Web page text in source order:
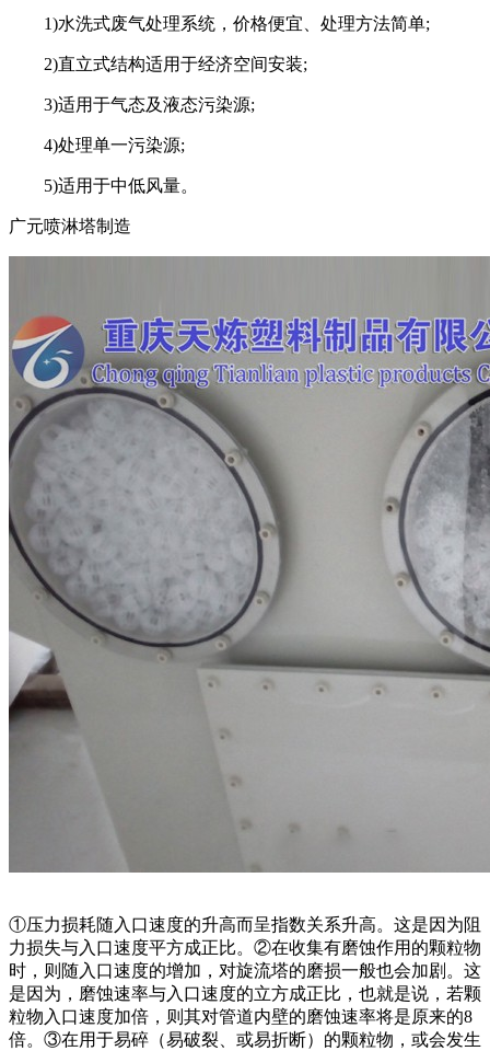
1)水洗式废气处理系统，价格便宜、处理方法简单;
2)直立式结构适用于经济空间安装;
3)适用于气态及液态污染源;
4)处理单一污染源;
5)适用于中低风量。
广元喷淋塔制造
①压力损耗随入口速度的升高而呈指数关系升高。这是因为阻
力损失与入口速度平方成正比。②在收集有磨蚀作用的颗粒物
时，则随入口速度的增加，对旋流塔的磨损一般也会加剧。这
是因为，磨蚀速率与入口速度的立方成正比，也就是说，若颗
粒物入口速度加倍，则其对管道内壁的磨蚀速率将是原来的8
倍。③在用于易碎（易破裂、或易折断）的颗粒物，或会发生